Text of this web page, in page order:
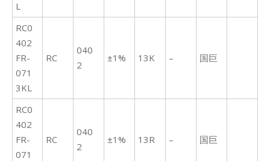
L
RC0
402
FR-
071
3KL
RC
040
2
±1% 13K – 国巨
RC0
402
FR-
071
RC
040
2
±1% 13R – 国巨